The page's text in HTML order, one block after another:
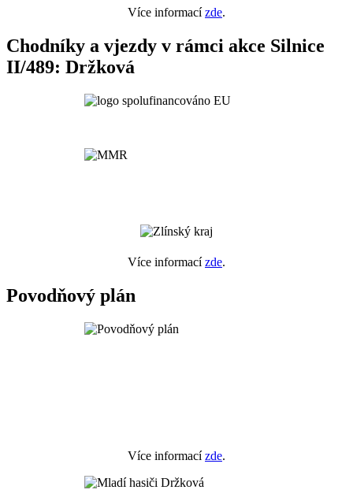
Více informacízde.
Chodníky a vjezdy v rámci akce Silnice
II/489: Držková
Více informacízde.
Povodňový plán
Více informacízde.